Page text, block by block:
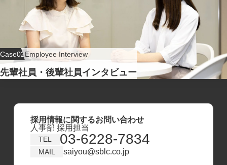
Case02Employee Interview
先輩社員・後輩社員インタビュー
採用情報に関するお問い合わせ
人事部 採用担当
TEL 03-6228-7834
MAIL saiyou@sblc.co.jp